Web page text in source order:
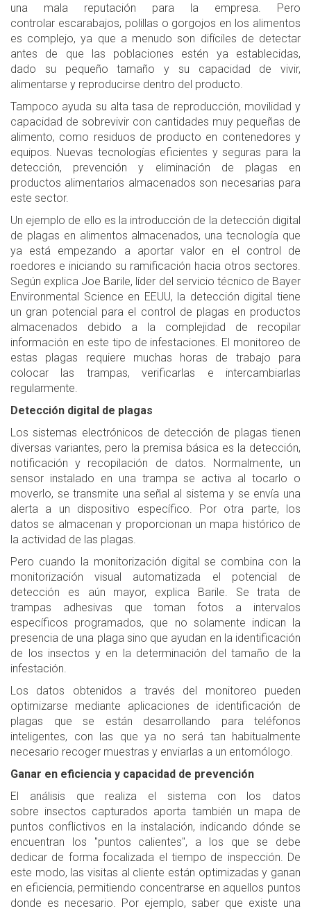
una mala reputación para la empresa. Pero
controlar escarabajos, polillas o gorgojos en los alimentos
es complejo, ya que a menudo son difíciles de detectar
antes de que las poblaciones estén ya establecidas,
dado su pequeño tamaño y su capacidad de vivir,
alimentarse y reproducirse dentro del producto.
Tampoco ayuda su alta tasa de reproducción, movilidad y
capacidad de sobrevivir con cantidades muy pequeñas de
alimento, como residuos de producto en contenedores y
equipos. Nuevas tecnologías eficientes y seguras para la
detección, prevención y eliminación de plagas en
productos alimentarios almacenados son necesarias para
este sector.
Un ejemplo de ello es la introducción de la detección digital
de plagas en alimentos almacenados, una tecnología que
ya está empezando a aportar valor en el control de
roedores e iniciando su ramificación hacia otros sectores.
Según explica Joe Barile, líder del servicio técnico de Bayer
Environmental Science en EEUU, la detección digital tiene
un gran potencial para el control de plagas en productos
almacenados debido a la complejidad de recopilar
información en este tipo de infestaciones. El monitoreo de
estas plagas requiere muchas horas de trabajo para
colocar las trampas, verificarlas e intercambiarlas
regularmente.
Detección digital de plagas
Los sistemas electrónicos de detección de plagas tienen
diversas variantes, pero la premisa básica es la detección,
notificación y recopilación de datos. Normalmente, un
sensor instalado en una trampa se activa al tocarlo o
moverlo, se transmite una señal al sistema y se envía una
alerta a un dispositivo específico. Por otra parte, los
datos se almacenan y proporcionan un mapa histórico de
la actividad de las plagas.
Pero cuando la monitorización digital se combina con la
monitorización visual automatizada el potencial de
detección es aún mayor, explica Barile. Se trata de
trampas adhesivas que toman fotos a intervalos
específicos programados, que no solamente indican la
presencia de una plaga sino que ayudan en la identificación
de los insectos y en la determinación del tamaño de la
infestación.
Los datos obtenidos a través del monitoreo pueden
optimizarse mediante aplicaciones de identificación de
plagas que se están desarrollando para teléfonos
inteligentes, con las que ya no será tan habitualmente
necesario recoger muestras y enviarlas a un entomólogo.
Ganar en eficiencia y capacidad de prevención
El análisis que realiza el sistema con los datos
sobre insectos capturados aporta también un mapa de
puntos conflictivos en la instalación, indicando dónde se
encuentran los "puntos calientes", a los que se debe
dedicar de forma focalizada el tiempo de inspección. De
este modo, las visitas al cliente están optimizadas y ganan
en eficiencia, permitiendo concentrarse en aquellos puntos
donde es necesario. Por ejemplo, saber que existe una